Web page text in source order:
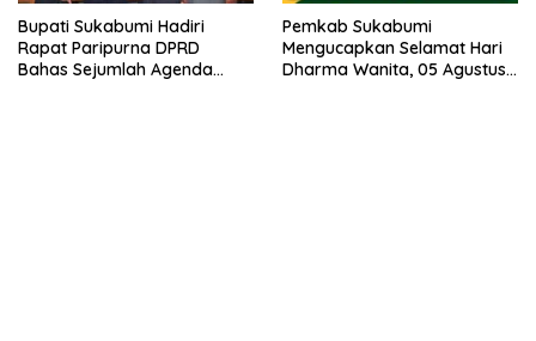
Bupati Sukabumi Hadiri
Rapat Paripurna DPRD
Bahas Sejumlah Agenda
Pemkab Sukabumi
Mengucapkan Selamat Hari
Dharma Wanita, 05 Agustus